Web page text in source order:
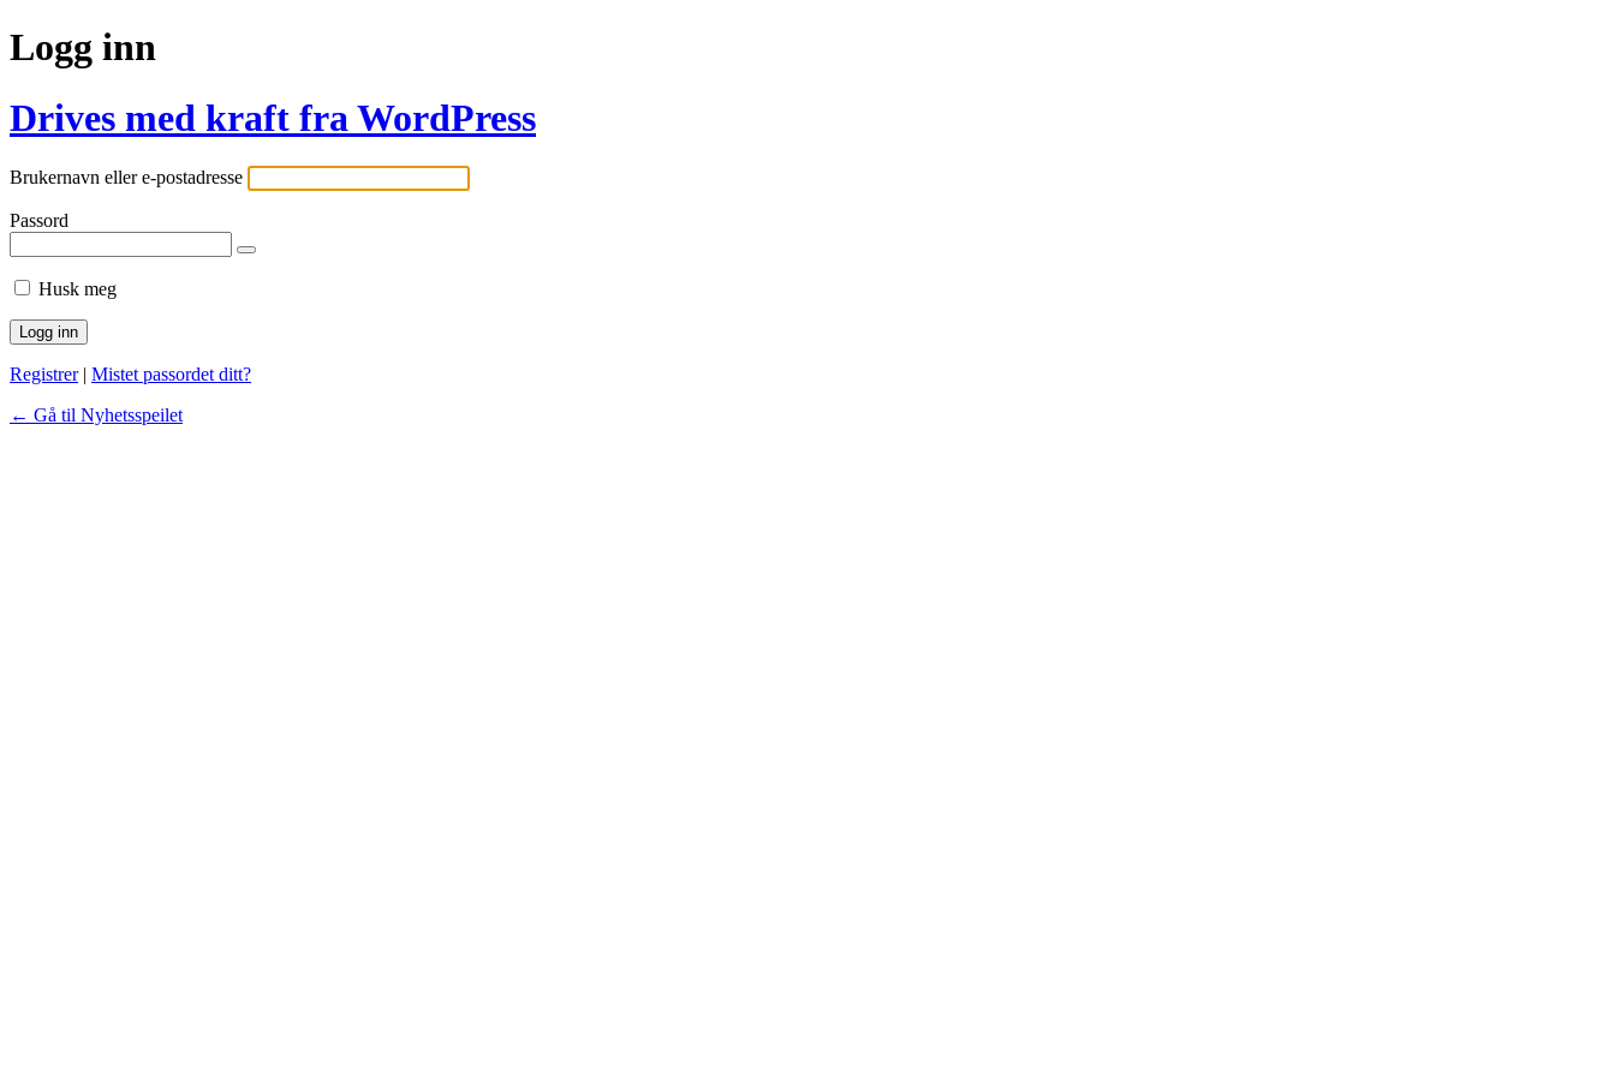
Logg inn
Drives med kraft fra WordPress
Brukernavn eller e-postadresse
Passord
Husk meg
Registrer| Mistet passordet ditt?
← Gå til Nyhetsspeilet